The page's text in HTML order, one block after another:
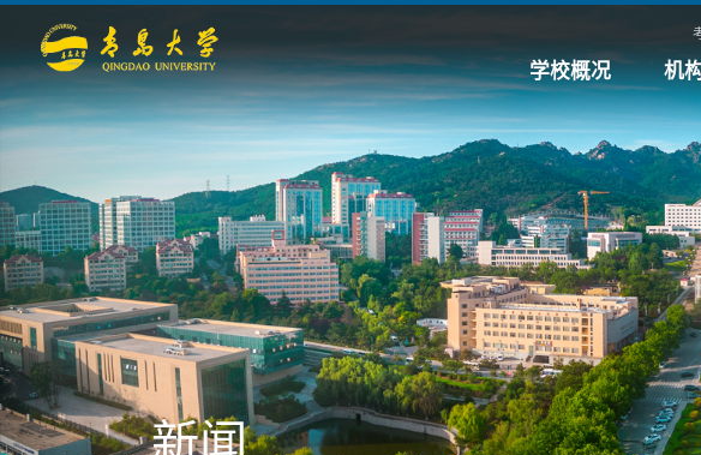
学校概况 机
新闻